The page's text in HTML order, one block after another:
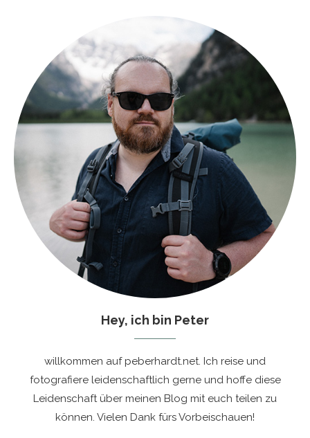
Hey, ich bin Peter
willkommen auf peberhardt.net. Ich reise und
fotografiere leidenschaftlich gerne und hoffe diese
Leidenschaft über meinen Blog mit euch teilen zu
können. Vielen Dank fürs Vorbeischauen!